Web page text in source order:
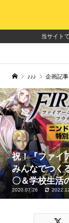
当サイト
♪♪♪ 企画記事
祝！『ファイ
みんなでつく
〇＆学校生活
2020.07.26